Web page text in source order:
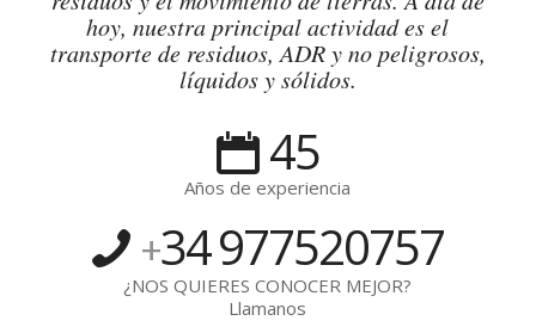
hoy, nuestra principal actividad es el
transporte de residuos, ADR y no peligrosos,
líquidos y sólidos.
45
Años de experiencia
+34977520757
¿NOS QUIERES CONOCER MEJOR?
Llamanos